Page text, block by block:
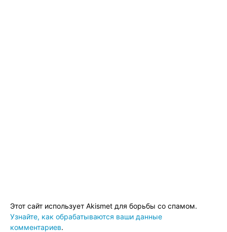
Этот сайт использует Akismet для борьбы со спамом.
Узнайте, как обрабатываются ваши данные
комментариев.